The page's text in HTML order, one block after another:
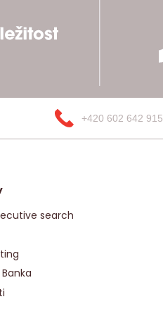
+420 602 642 915
search